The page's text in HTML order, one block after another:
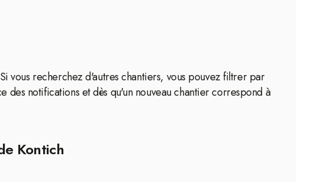
vous recherchez d'autres chantiers, vous pouvez filtrer par
notifications et dès qu'un nouveau chantier correspond à
Kontich